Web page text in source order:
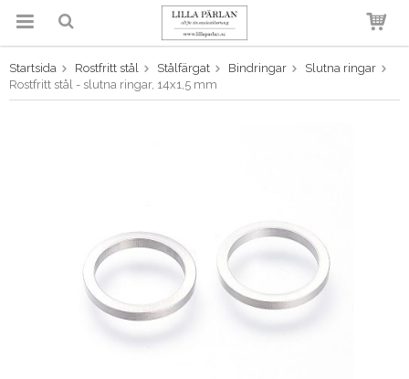
Produkten har blivit tillagd i
varukorgen
Startsida Rostfritt stål Stålfärgat Bindringar
Slutna ringar
Rostfritt stål - slutna ringar, 14x1,5 mm